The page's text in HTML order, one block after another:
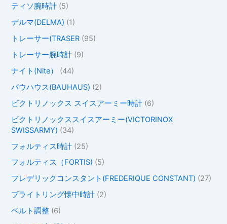
ティソ腕時計 (5)
デルマ(DELMA) (1)
トレーサー(TRASER (95)
トレーサー腕時計 (9)
ナイト(Nite）
(44)
バウハウス(BAUHAUS) (2)
ビクトリノックス スイスアーミー時計 (6)
ビクトリノックススイスアーミー(VICTORINOX
SWISSARMY) (34)
フォルティス時計 (25)
フォルティス（FORTIS) (5)
フレデリックコンスタント(FREDERIQUE CONSTANT) (27)
ブライトリング懐中時計 (2)
ベルト調整 (6)